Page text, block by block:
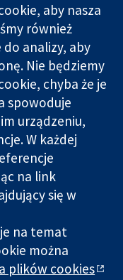
Kontakt
Nowości
Biuro
prasowe
O nas
Praca
Cochrane
Library
(nr
(nr
Numer rejestracyjny
aby nasza
również
analizy, aby
Nie będziemy
chyba że je
spowoduje
urządzeniu,
W każdej
na link
się w
na temat
można
plików cookies